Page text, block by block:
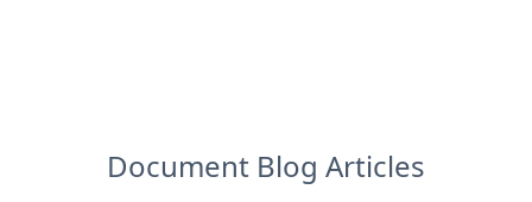
Document Blog Articles